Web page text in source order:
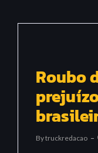
Roubo
ByTruckredacao